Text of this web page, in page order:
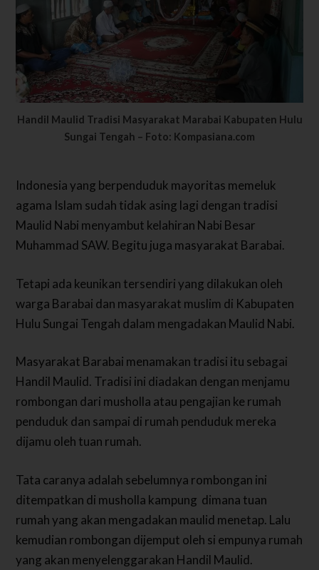
Handil Maulid Tradisi Masyarakat Marabai Kabupaten Hulu
Sungai Tengah – Foto: Kompasiana.com
Indonesia yang berpenduduk mayoritas memeluk
agama Islam sudah tidak asing lagi dengan tradisi
Maulid Nabi menyambut kelahiran Nabi Besar
Muhammad SAW. Begitu juga masyarakat Barabai.
Tetapi ada keunikan tersendiri yang dilakukan oleh
warga Barabai dan masyarakat muslim di Kabupaten
Hulu Sungai Tengah dalam mengadakan Maulid Nabi.
Masyarakat Barabai menamakan tradisi itu sebagai
Handil Maulid. Tradisi ini diadakan dengan menjamu
rombongan dari musholla atau pengajian ke rumah
penduduk dan sampai di rumah penduduk mereka
dijamu oleh tuan rumah.
Tata caranya adalah sebelumnya rombongan ini
ditempatkan di musholla kampung dimana tuan
rumah yang akan mengadakan maulid menetap. Lalu
kemudian rombongan dijemput oleh si empunya rumah
yang akan menyelenggarakan Handil Maulid.